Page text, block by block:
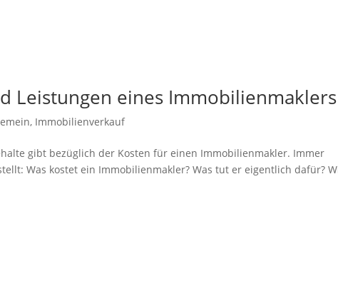
Leistungen eines Immobilienmaklers
, Immobilienverkauf
gibt bezüglich der Kosten für einen Immobilienmakler. Immer
Was kostet ein Immobilienmakler? Was tut er eigentlich dafür?